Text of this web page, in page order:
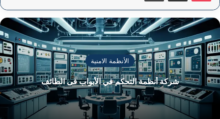
الأنظمة الامنية
شركة أنظمة التحكم في الأبواب فى الطائف